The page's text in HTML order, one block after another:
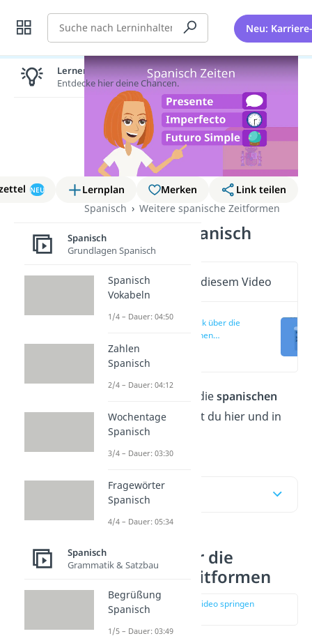
Suche Neu:
NEU Lernplan Merken
Link teilen
Spanisch
Weitere spanische Zeitformen
Zeitformen Spanisch
Wichtige Inhalte in diesem Video
Überblick über die
spanischen
Einen Überblick über diespanischen
Zeitformenbekommst du hier und in
unseremVideo!
Inhaltsübersicht
Überblick über die
spanischen Zeitformen
zur Stelle im Video springen
(00:10)
Lernen lohnt sich!
Entdecke hier deine Chancen.
Spanisch
Grundlagen Spanisch
Spanisch
Vokabeln
1/4 – Dauer: 04:50
Zahlen
Spanisch
2/4 – Dauer: 04:12
Wochentage
Spanisch
3/4 – Dauer: 03:30
Fragewörter
Spanisch
4/4 – Dauer: 05:34
Spanisch
Grammatik & Satzbau
Begrüßung
Spanisch
1/5 – Dauer: 03:49